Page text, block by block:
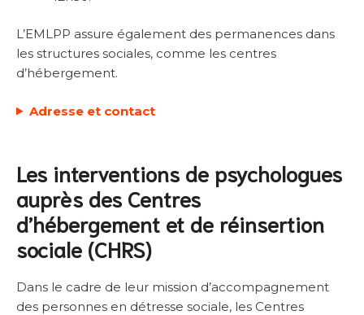
L’EMLPP assure également des permanences dans
les structures sociales, comme les centres
d’hébergement.
Adresse et contact
Les interventions de psychologues
auprès des Centres
d’hébergement et de réinsertion
sociale (CHRS)
Dans le cadre de leur mission d’accompagnement
des personnes en détresse sociale, les Centres